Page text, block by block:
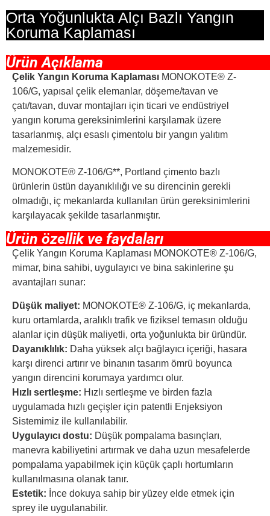
Orta Yoğunlukta Alçı Bazlı Yangın
Koruma Kaplaması
Ürün Açıklama
Çelik Yangın Koruma Kaplaması MONOKOTE® Z-
106/G, yapısal çelik elemanlar, döşeme/tavan ve
çatı/tavan, duvar montajları için ticari ve endüstriyel
yangın koruma gereksinimlerini karşılamak üzere
tasarlanmış, alçı esaslı çimentolu bir yangın yalıtım
malzemesidir.
MONOKOTE® Z-106/G**, Portland çimento bazlı
ürünlerin üstün dayanıklılığı ve su direncinin gerekli
olmadığı, iç mekanlarda kullanılan ürün gereksinimlerini
karşılayacak şekilde tasarlanmıştır.
Ürün özellik ve faydaları
Çelik Yangın Koruma Kaplaması MONOKOTE® Z-106/G,
mimar, bina sahibi, uygulayıcı ve bina sakinlerine şu
avantajları sunar:
Düşük maliyet: MONOKOTE® Z-106/G, iç mekanlarda,
kuru ortamlarda, aralıklı trafik ve fiziksel temasın olduğu
alanlar için düşük maliyetli, orta yoğunlukta bir üründür.
Dayanıklılık: Daha yüksek alçı bağlayıcı içeriği, hasara
karşı direnci artırır ve binanın tasarım ömrü boyunca
yangın direncini korumaya yardımcı olur.
Hızlı sertleşme: Hızlı sertleşme ve birden fazla
uygulamada hızlı geçişler için patentli Enjeksiyon
Sistemimiz ile kullanılabilir.
Uygulayıcı dostu: Düşük pompalama basınçları,
manevra kabiliyetini artırmak ve daha uzun mesafelerde
pompalama yapabilmek için küçük çaplı hortumların
kullanılmasına olanak tanır.
Estetik: İnce dokuya sahip bir yüzey elde etmek için
sprey ile uygulanabilir.